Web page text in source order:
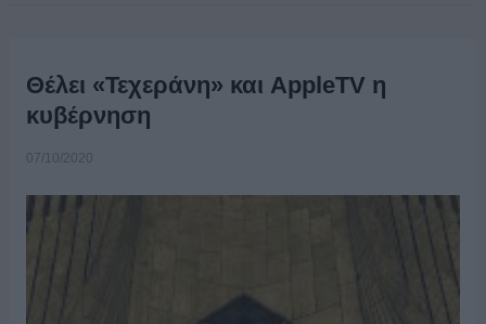
Θέλει «Τεχεράνη» και AppleTV η
κυβέρνηση
07/10/2020